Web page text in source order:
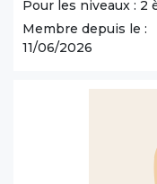
Pour les niveaux : 2
Membre depuis le :
11/06/2026